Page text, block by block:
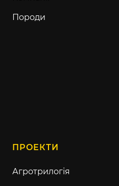
Породи
ПРОЕКТИ
Агротрилогія